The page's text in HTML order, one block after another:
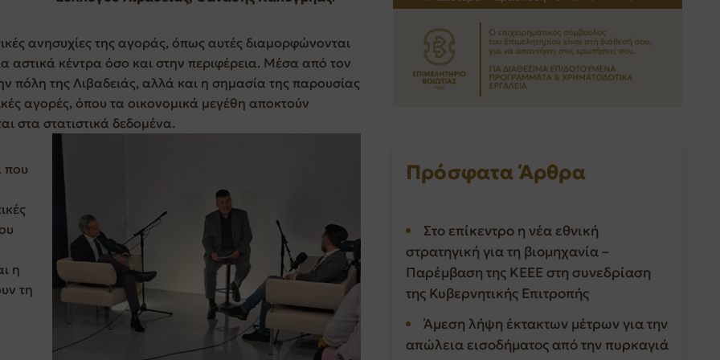
ανησυχίες της αγοράς, όπως αυτές διαμορφώνονται
κέντρα όσο και στην περιφέρεια. Μέσα από τον
πόλη της Λιβαδειάς, αλλά και η σημασία της παρουσίας
αγορές, όπου τα οικονομικά μεγέθη αποκτούν
στα στατιστικά δεδομένα.
που
η
τη
Πρόσφατα Άρθρα
Στο επίκεντρο η νέα εθνική
στρατηγική για τη βιομηχανία –
Παρέμβαση της ΚΕΕΕ στη συνεδρίαση
της Κυβερνητικής Επιτροπής
Άμεση λήψη έκτακτων μέτρων για την
απώλεια εισοδήματος από την πυρκαγιά